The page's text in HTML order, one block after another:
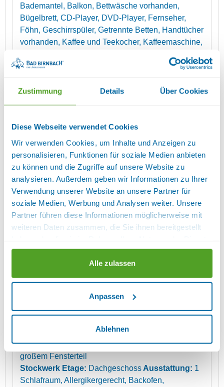
Zustimmung Details Über Cookies
Diese Webseite verwendet Cookies
Wir verwenden Cookies, um Inhalte und Anzeigen zu
personalisieren, Funktionen für soziale Medien anbieten
zu können und die Zugriffe auf unsere Website zu
analysieren. Außerdem geben wir Informationen zu Ihrer
Verwendung unserer Website an unsere Partner für
soziale Medien, Werbung und Analysen weiter. Unsere
Partner führen diese Informationen möglicherweise mit
weiteren Daten zusammen, die Sie ihnen bereitgestellt
gesammelt haben.
Alle zulassen
Anpassen
Ablehnen
Bademantel, Balkon, Bettwäsche vorhanden,
Bügelbrett, CD-Player, DVD-Player, Fernseher,
Föhn, Geschirrspüler, Getrennte Betten, Handtücher
vorhanden, Kaffee und Teekocher, Kaffeemaschine,
Nichtraucherzimmer, Radio, Telefon im Zimmer,
Waschmaschine, Wireless Lan im ZimmerSanitär:
Verfügbarkeiten anzeigen
FERIENWOHNUNG 65QM
Großzügiger Wohnraum mit Balkon (Südwest) und
großem Fensterteil
Stockwerk Etage: Dachgeschoss Ausstattung: 1
Schlafraum, Allergikergerecht, Backofen,